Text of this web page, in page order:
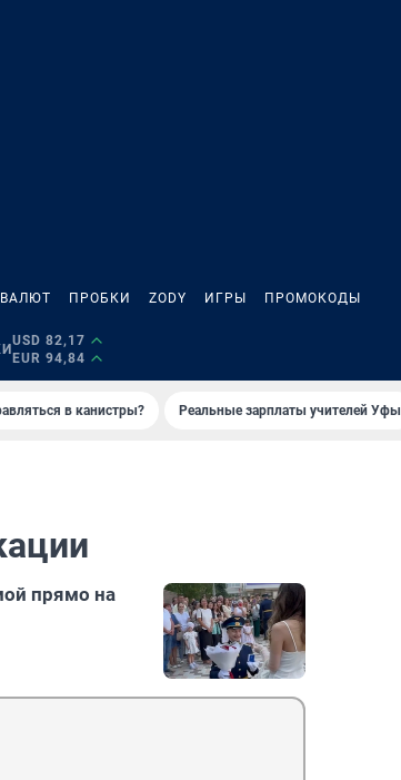
ПРОБКИ ZODY ИГРЫ ПРОМОКОДЫ
USD 82,17
EUR 94,84
в канистры? Реальные зарплаты учителей Уфы
прямо на